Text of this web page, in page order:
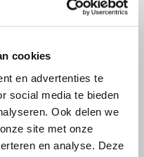
cookies
en advertenties te
social media te bieden
Ook delen we
site met onze
en analyse. Deze
tegen